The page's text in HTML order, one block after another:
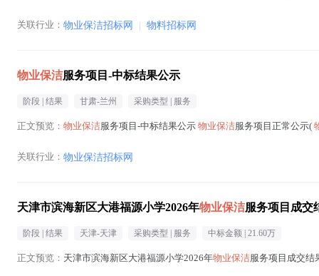
关联行业： 物业保洁招标网 | 物料招标网
物业保洁服务项目-中标结果公示
阶段 | 结果 甘肃-兰州 采购类型 | 服务
正文预览： 物业保洁服务项目-中标结果公示 物业保洁服务项目正常公示(
关联行业： 物业保洁招标网
天津市滨海新区大港福源小学2026年物业保洁服务项目成交
阶段 | 结果 天津-天津 采购类型 | 服务 中标金额 | 21.60万
正文预览： 天津市滨海新区大港福源小学2026年物业保洁服务项目成交结